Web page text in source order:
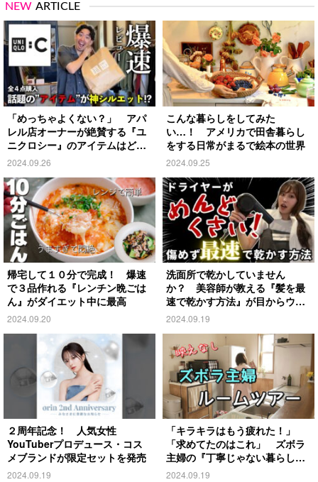
NEW ARTICLE
「めっちゃよくない？」 アパ
レル店オーナーが絶賛する『ユ
ニクロシー』のアイテムはど
れ？
2024.09.26
こんな暮らしをしてみた
い…！ アメリカで田舎暮らし
をする日常がまるで絵本の世界
2024.09.25
帰宅して１０分で完成！ 爆速
で３品作れる『レンチン晩ごは
ん』がダイエット中に最高
2024.09.20
洗面所で乾かしていません
か？ 美容師が教える『髪を最
速で乾かす方法』が目からウロ
コ
2024.09.19
２周年記念！ 人気女性
YouTuberプロデュース・コス
メブランドが限定セットを発売
2024.09.19
「キラキラはもう疲れた！」
「求めてたのはこれ」 ズボラ
主婦の『丁寧じゃない暮らし』
がこちら
2024.09.19